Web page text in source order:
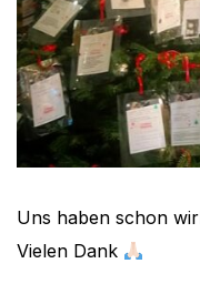
Uns haben schon
Vielen Dank